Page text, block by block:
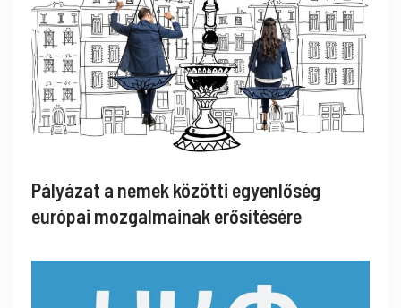
Pályázat a nemek közötti egyenlőség
európai mozgalmainak erősítésére